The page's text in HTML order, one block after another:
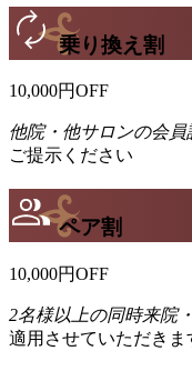
乗り換え割
10,000円OFF
他院・他サロンの会員
ご提示ください
ペア割
10,000円OFF
2名様以上の同時来院
適用させていただきま